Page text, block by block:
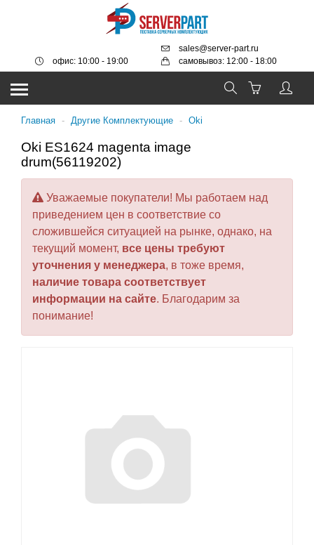
sales@server-part.ru
самовывоз: 12:00 - 18:00
офис: 10:00 - 19:00
Главная - Другие Комплектующие - Oki
Oki ES1624 magenta image
drum(56119202)
Уважаемые покупатели! Мы работаем над
приведением цен в соответствие со
сложившейся ситуацией на рынке, однако, на
текущий момент, все цены требуют
уточнения у менеджера, в тоже время,
наличие товара соответствует
информации на сайте. Благодарим за
понимание!